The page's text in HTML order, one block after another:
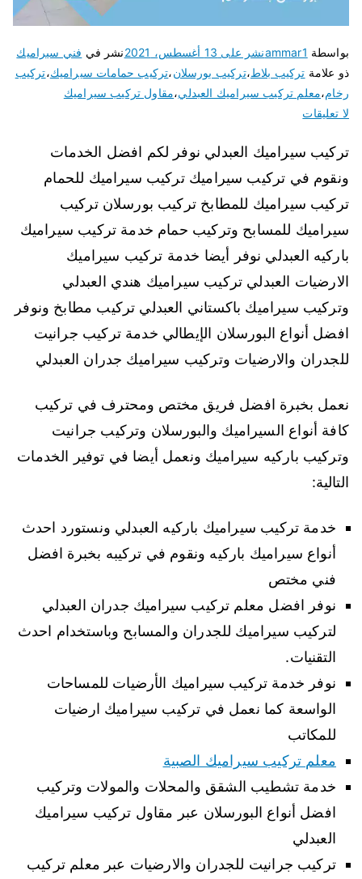
بواسطة ammar1نشر على 13 أغسطس، 2021 نشر في فني سيراميك
ذو علامة تركيب بلاط،تركيب بورسلان،تركيب حمامات سيراميك،تركيب
رخام،معلم تركيب سيراميك العبدلي،مقاول تركيب سيراميك
لا تعليقات
تركيب سيراميك العبدلي نوفر لكم افضل الخدمات
ونقوم في تركيب سيراميك تركيب سيراميك للحمام
تركيب سيراميك للمطابخ تركيب بورسلان تركيب
سيراميك للمسابح وتركيب حمام خدمة تركيب سيراميك
باركيه العبدلي نوفر أيضا خدمة تركيب سيراميك
الارضيات العبدلي تركيب سيراميك هندي العبدلي
وتركيب سيراميك باكستاني العبدلي تركيب مطابخ ونوفر
افضل أنواع البورسلان الإيطالي خدمة تركيب جرانيت
للجدران والارضيات وتركيب سيراميك جدران العبدلي
نعمل بخبرة افضل فريق مختص ومحترف في تركيب
كافة أنواع السيراميك والبورسلان وتركيب جرانيت
وتركيب باركيه سيراميك ونعمل أيضا في توفير الخدمات
التالية:
خدمة تركيب سيراميك باركيه العبدلي ونستورد احدث
أنواع سيراميك باركيه ونقوم في تركيبه بخبرة افضل
فني مختص
نوفر افضل معلم تركيب سيراميك جدران العبدلي
لتركيب سيراميك للجدران والمسابح وباستخدام احدث
التقنيات.
نوفر خدمة تركيب سيراميك الأرضيات للمساحات
الواسعة كما نعمل في تركيب سيراميك ارضيات
للمكاتب
معلم تركيب سيراميك الصبية
خدمة تشطيب الشقق والمحلات والمولات وتركيب
افضل أنواع البورسلان عبر مقاول تركيب سيراميك
العبدلي
تركيب جرانيت للجدران والارضيات عبر معلم تركيب